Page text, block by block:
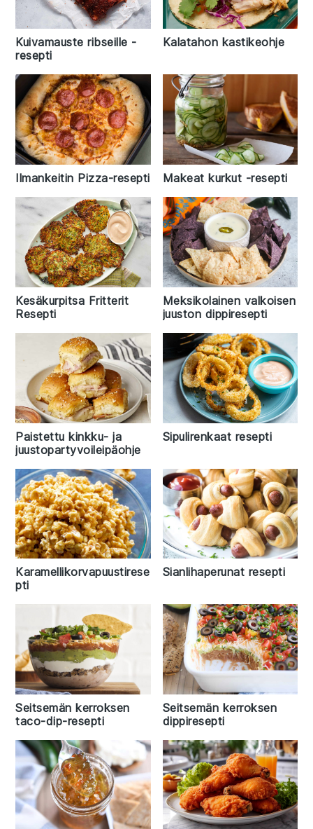
Kuivamauste ribseille -
resepti
Kalatahon kastikeohje
Ilmankeitin Pizza-resepti Makeat kurkut -resepti
Kesäkurpitsa Fritterit
Resepti
Meksikolainen valkoisen
juuston dippiresepti
Paistettu kinkku- ja
juustopartyvoileipäohje
Sipulirenkaat resepti
Karamellikorvapuustirese
pti
Sianlihaperunat resepti
Seitsemän kerroksen
taco-dip-resepti
Seitsemän kerroksen
dippiresepti